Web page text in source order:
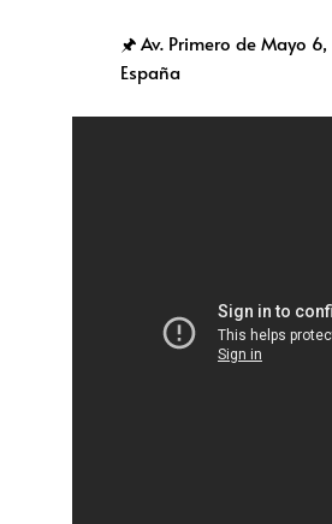
🖈 Av. Primero de Mayo 6,
España